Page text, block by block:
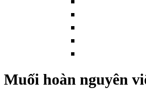
Muối hoàn nguyên